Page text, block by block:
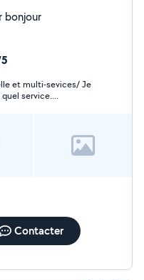
bonjour
et multi-sevices/ Je
n'importe quel service....
Contacter